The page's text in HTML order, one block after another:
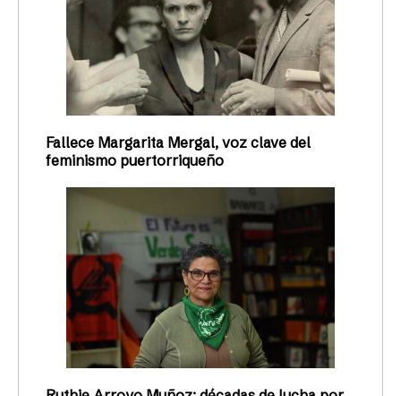
Fallece Margarita Mergal, voz clave del
feminismo puertorriqueño